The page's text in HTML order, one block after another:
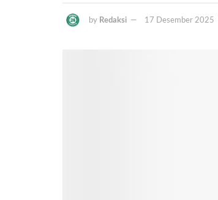
by Redaksi 17 Desember 2025